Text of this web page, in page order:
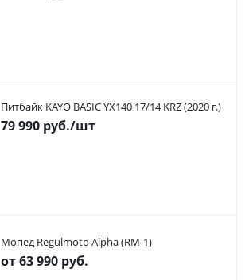
Питбайк KAYO BASIC YX140 17/14 KRZ (2020 г.)
79 990 руб./шт
Мопед Regulmoto Alpha (RM-1)
от63 990 руб.